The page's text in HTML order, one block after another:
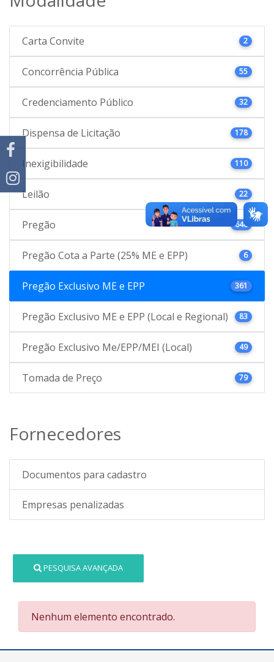
Carta Convite 2
Concorrência Pública 55
Credenciamento Público 32
Dispensa de Licitação 178
Inexigibilidade 110
Leilão 22
Pregão 646
Pregão Cota a Parte (25% ME e EPP) 6
Pregão Exclusivo ME e EPP 361
Pregão Exclusivo ME e EPP (Local e Regional) 83
Pregão Exclusivo Me/EPP/MEI (Local) 49
Tomada de Preço 79
Fornecedores
Documentos para cadastro
Empresas penalizadas
PESQUISA AVANÇADA
Nenhum elemento encontrado.